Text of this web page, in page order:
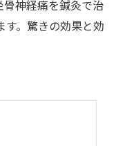
神経痛を鍼灸で治
。驚きの効果と効